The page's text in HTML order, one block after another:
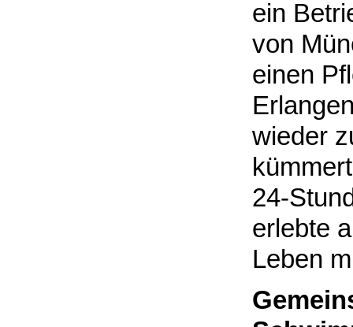
ein
von
einen
wieder
24-
erlebte
Leben